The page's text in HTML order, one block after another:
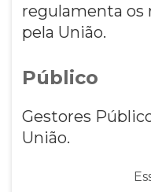
regulamenta os
pela União.
Público
Gestores
União.